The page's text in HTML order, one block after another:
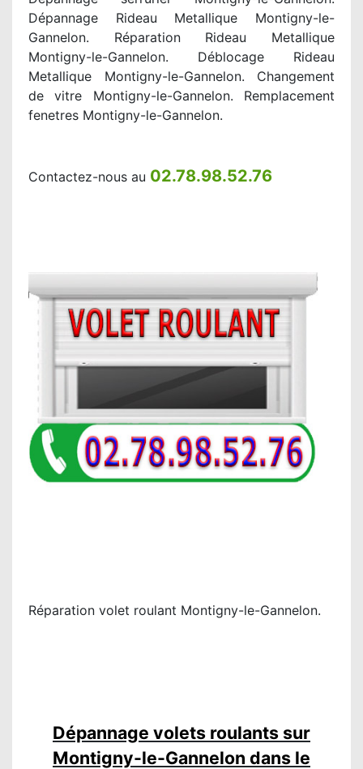
Dépannage Rideau Metallique Montigny-le-
Gannelon. Réparation Rideau Metallique
Montigny-le-Gannelon. Déblocage Rideau
Metallique Montigny-le-Gannelon. Changement
de vitre Montigny-le-Gannelon. Remplacement
fenetres Montigny-le-Gannelon.
Contactez-nous au 02.78.98.52.76
Réparation volet roulant Montigny-le-Gannelon.
Dépannage volets roulants sur
Montigny-le-Gannelon dans le